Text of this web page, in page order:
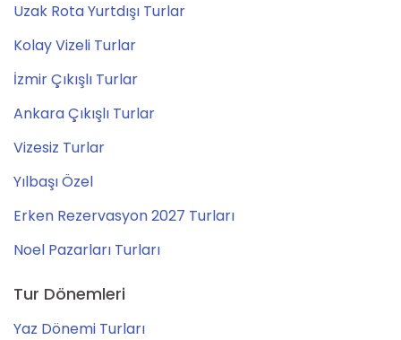
Uzak Rota Yurtdışı Turlar
Kolay Vizeli Turlar
İzmir Çıkışlı Turlar
Ankara Çıkışlı Turlar
Vizesiz Turlar
Yılbaşı Özel
Erken Rezervasyon 2027 Turları
Noel Pazarları Turları
Tur Dönemleri
Yaz Dönemi Turları